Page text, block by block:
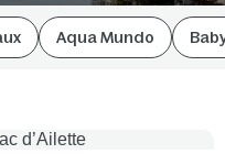
Aqua Mundo